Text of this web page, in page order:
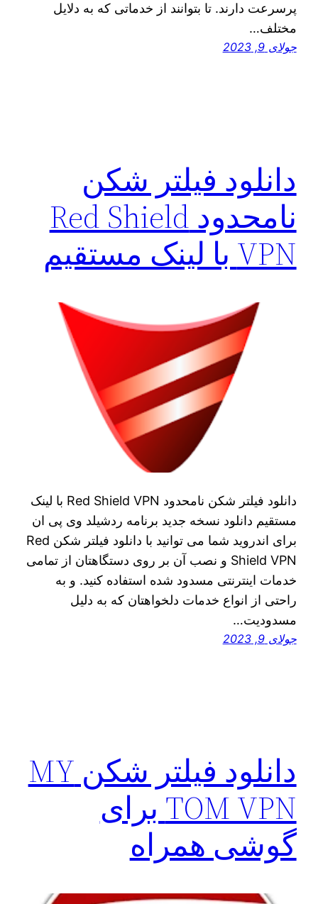
پرسرعت دارند. تا بتوانند از خدماتی که به دلایل
مختلف…
جولای 9, 2023
دانلود فیلتر شکن
نامحدود Red Shield
VPN با لینک مستقیم
دانلود فیلتر شکن نامحدود Red Shield VPN با لینک
مستقیم دانلود نسخه جدید برنامه ردشیلد وی پی ان
برای اندروید شما می توانید با دانلود فیلتر شکن Red
Shield VPN و نصب آن بر روی دستگاهتان از تمامی
خدمات اینترنتی مسدود شده استفاده کنید. و به
راحتی از انواع خدمات دلخواهتان که به دلیل
مسدودیت…
جولای 9, 2023
دانلود فیلتر شکن MY
TOM VPN برای
گوشی همراه